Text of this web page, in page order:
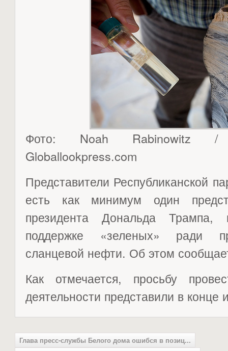
Фото: Noah Rabinowitz /
Globallookpress.com
Представители Республиканской
есть как минимум один
президента Дональда
поддержке «зеленых» ради
сланцевой нефти. Об этом
Как отмечается, просьбу
деятельности представили в конце
Глава пресс-службы Белого дома ошибся в позиц...